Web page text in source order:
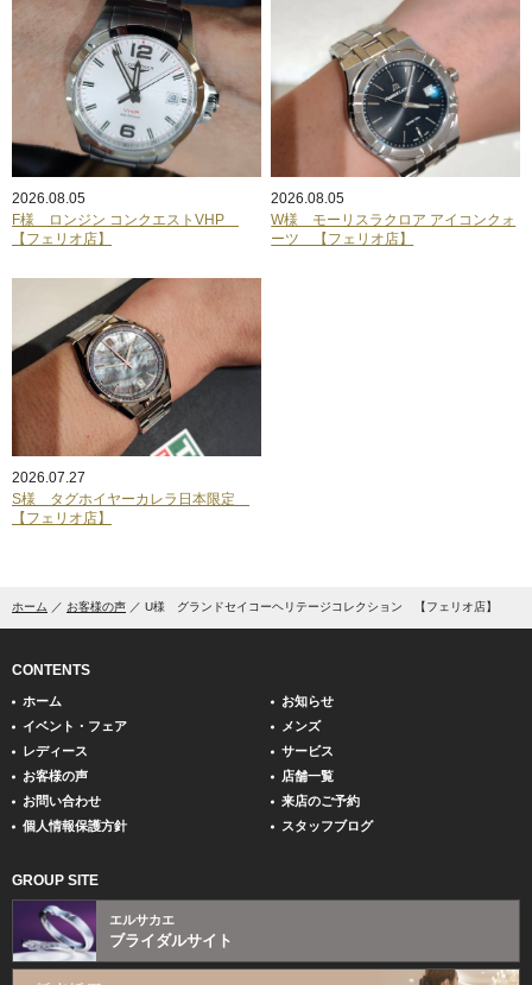
2026.08.05
F様 ロンジン コンクエストVHP
【フェリオ店】
2026.08.05
W様 モーリスラクロア アイコンクォ
ーツ 【フェリオ店】
2026.07.27
S様 タグホイヤーカレラ日本限定
【フェリオ店】
ホーム お客様の声 U様 グランドセイコーヘリテージコレクション 【フェリオ店】
CONTENTS
ホーム
お知らせ
イベント・フェア
メンズ
レディース
サービス
お客様の声
店舗一覧
お問い合わせ
来店のご予約
個人情報保護方針
スタッフブログ
GROUP SITE
エルサカエ
ブライダルサイト